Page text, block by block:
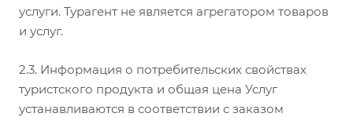
услуги. Турагент не является агрегатором товаров
и услуг.
2.3. Информация о потребительских свойствах
туристского продукта и общая цена Услуг
устанавливаются в соответствии с заказом